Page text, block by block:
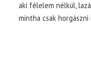
aki félelem nélkül,
mintha csak